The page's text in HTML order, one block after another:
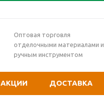
Оптовая торговля
отделочными материалами и
ручным инструментом
АКЦИИ ДОСТАВКА